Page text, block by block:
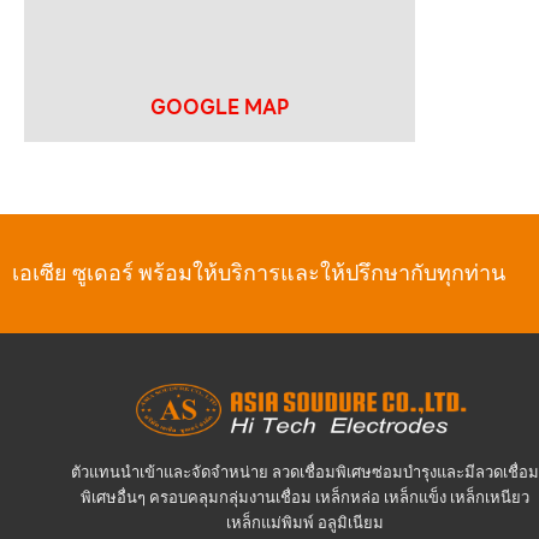
GOOGLE MAP
เอเซีย ซูเดอร์ พร้อมให้บริการและให้ปรึกษากับทุกท่าน
ตัวแทนนำเข้าและจัดจำหน่าย ลวดเชื่อมพิเศษซ่อมบำรุงและมีลวดเชื่อม
พิเศษอื่นๆ ครอบคลุมกลุ่มงานเชื่อม เหล็กหล่อ เหล็กแข็ง เหล็กเหนียว
เหล็กแม่พิมพ์ อลูมิเนียม